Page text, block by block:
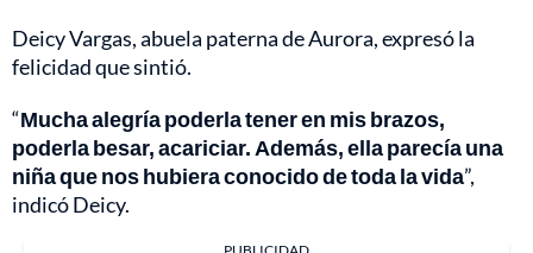
Deicy Vargas, abuela paterna de Aurora, expresó la
felicidad que sintió.
“Mucha alegría poderla tener en mis brazos,
poderla besar, acariciar. Además, ella parecía una
niña que nos hubiera conocido de toda la vida”,
indicó Deicy.